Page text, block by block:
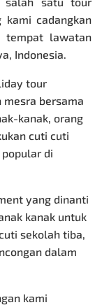
kami cadangkan
tempat lawatan
Indonesia.
tour
mesra bersama
kanak, orang
cuti cuti
di
yang dinanti
kanak untuk
sekolah tiba,
dalam
kami